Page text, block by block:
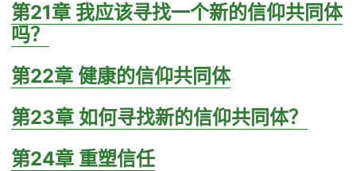
第21章 我应该寻找一个新的信仰共同体
吗？
第22章 健康的信仰共同体
第23章 如何寻找新的信仰共同体？
第24章 重塑信任